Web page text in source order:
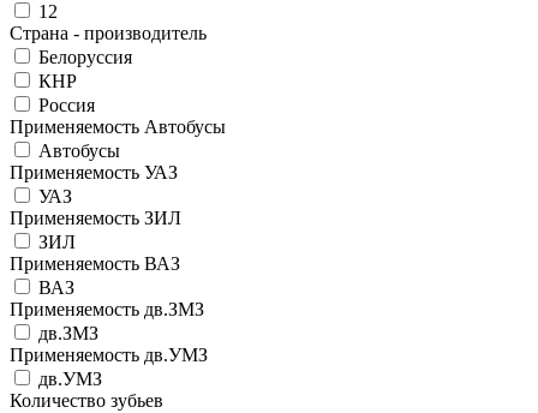
12
Страна - производитель
Белоруссия
КНР
Россия
Применяемость Автобусы
Автобусы
Применяемость УАЗ
УАЗ
Применяемость ЗИЛ
ЗИЛ
Применяемость ВАЗ
ВАЗ
Применяемость дв.ЗМЗ
дв.ЗМЗ
Применяемость дв.УМЗ
дв.УМЗ
Количество зубьев